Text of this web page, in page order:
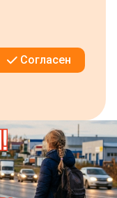
Согласен